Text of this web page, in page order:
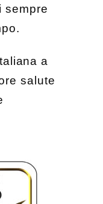
sempre
a
salute